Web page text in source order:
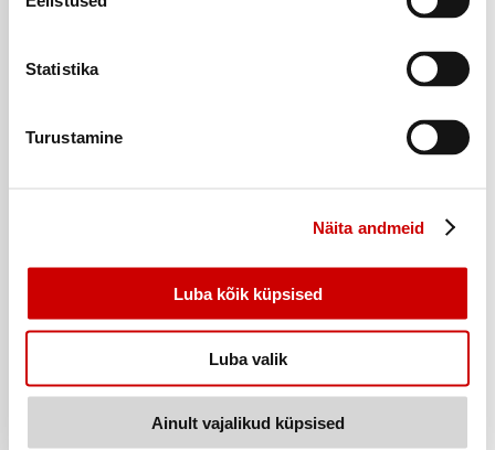
Statistika
Turustamine
Näita andmeid
Luba kõik küpsised
Luba valik
Ainult vajalikud küpsised
N.sukkpüksid BLM Control Top 40d nero 5
4
4,49€/tk
7
7,49€/tk
Ostukorvi